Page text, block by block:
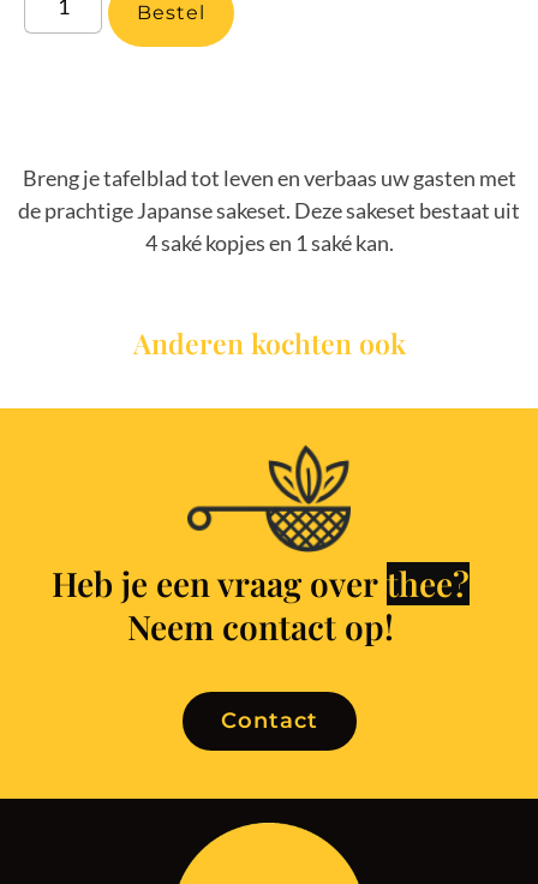
Bestel
Breng je tafelblad tot leven en verbaas uw gasten met
de prachtige Japanse sakeset. Deze sakeset bestaat uit
4 saké kopjes en 1 saké kan.
Anderen kochten ook
Heb je een vraag over
Neem contact op!
Contact